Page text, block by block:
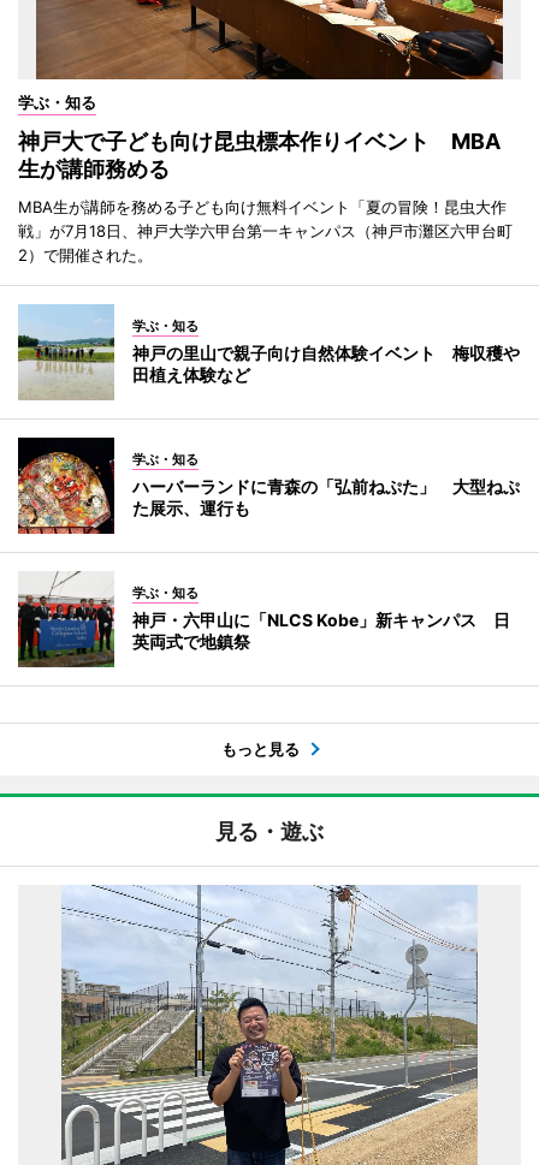
学ぶ・知る
神戸大で子ども向け昆虫標本作りイベント MBA
生が講師務める
MBA生が講師を務める子ども向け無料イベント「夏の冒険！昆虫大作
戦」が7月18日、神戸大学六甲台第一キャンパス（神戸市灘区六甲台町
2）で開催された。
学ぶ・知る
神戸の里山で親子向け自然体験イベント 梅収穫や
田植え体験など
学ぶ・知る
ハーバーランドに青森の「弘前ねぷた」 大型ねぷ
た展示、運行も
学ぶ・知る
神戸・六甲山に「NLCS Kobe」新キャンパス 日
英両式で地鎮祭
もっと見る
見る・遊ぶ